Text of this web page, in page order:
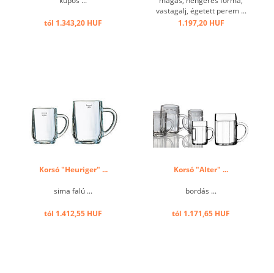
tól 1.343,20 HUF
vastagalj, égetett perem ...
1.197,20 HUF
Korsó "Heuriger" ...
sima falú ...
tól 1.412,55 HUF
Korsó "Alter" ...
bordás ...
tól 1.171,65 HUF